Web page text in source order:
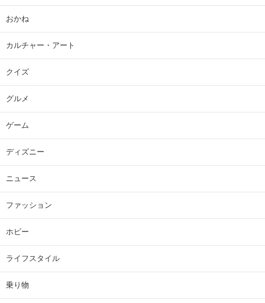
おかね
カルチャー・アート
クイズ
グルメ
ゲーム
ディズニー
ニュース
ファッション
ホビー
ライフスタイル
乗り物